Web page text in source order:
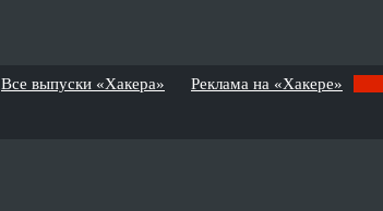
Все выпуски «Хакера» Реклама на «Хакере»